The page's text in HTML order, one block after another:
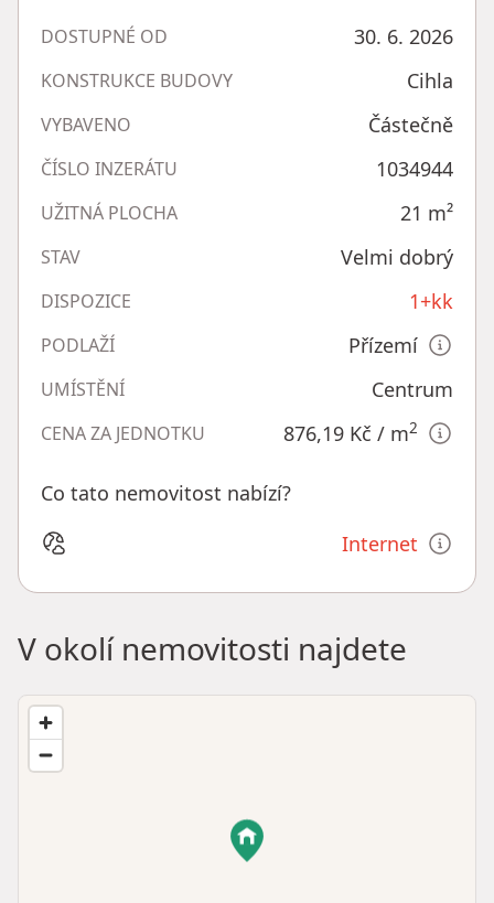
DOSTUPNÉ OD 30. 6. 2026
KONSTRUKCE BUDOVY Cihla
VYBAVENO Částečně
ČÍSLO INZERÁTU 1034944
UŽITNÁ PLOCHA 21 m²
STAV Velmi dobrý
DISPOZICE 1+kk
PODLAŽÍ Přízemí
UMÍSTĚNÍ Centrum
CENA ZA JEDNOTKU 876,19 Kč / m2
Co tato nemovitost nabízí?
Internet
V okolí nemovitosti najdete